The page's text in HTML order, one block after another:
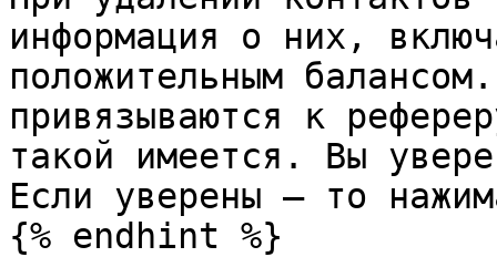
информация о них,
положительным
привязываются к
такой имеется. Вы
Если уверены — то
{% endhint %}